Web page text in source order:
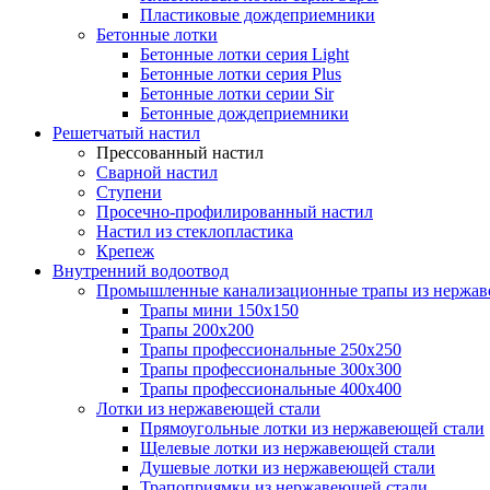
Пластиковые дождеприемники
Бетонные лотки
Бетонные лотки серия Light
Бетонные лотки серия Plus
Бетонные лотки серии Sir
Бетонные дождеприемники
Решетчатый настил
Прессованный настил
Сварной настил
Ступени
Просечно-профилированный настил
Настил из стеклопластика
Крепеж
Внутренний водоотвод
Промышленные канализационные трапы из
Трапы мини 150х150
Трапы 200х200
Трапы профессиональные 250х250
Трапы профессиональные 300х300
Трапы профессиональные 400х400
Лотки из нержавеющей стали
Прямоугольные лотки из нержавеющей стали
Щелевые лотки из нержавеющей стали
Душевые лотки из нержавеющей стали